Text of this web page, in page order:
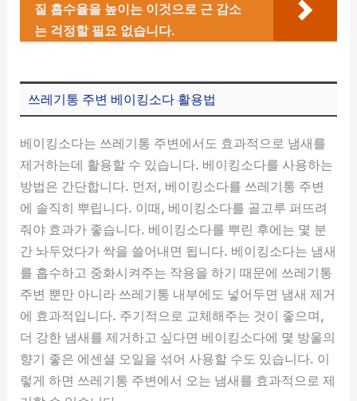
질 흡수율을 높이는 이것으로 근 감소
는 걱정할 필요 없습니다.
쓰레기통 주변 베이킹소다 활용법
베이킹소다는 쓰레기통 주변에서도 효과적으로 냄새를
제거하는데 활용할 수 있습니다. 베이킹소다를 사용하는
방법은 간단합니다. 먼저, 베이킹소다를 쓰레기통 주변
에 솔직히 뿌립니다. 이때, 베이킹소다를 골고루 퍼뜨려
줘야 효과가 좋습니다. 베이킹소다를 뿌린 후에는 몇 분
간 놔두었다가 싹을 쓸어내면 됩니다. 베이킹소다는 냄새
를 흡수하고 중화시켜주는 작용을 하기 때문에 쓰레기통
주변 뿐만 아니라 쓰레기통 내부에도 넣어두면 냄새 제거
에 효과적입니다. 주기적으로 교체해주는 것이 좋으며,
더 강한 냄새를 제거하고 싶다면 베이킹소다에 몇 방울의
향기 좋은 에센셜 오일을 섞어 사용할 수도 있습니다. 이
렇게 하면 쓰레기통 주변에서 오는 냄새를 효과적으로 제